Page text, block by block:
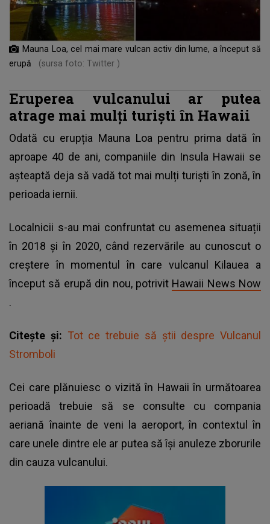
Mauna Loa, cel mai mare vulcan activ din lume, a început să
erupă
(sursa foto: Twitter )
Eruperea vulcanului ar putea
atrage mai mulți turiști în Hawaii
Odată cu erupția Mauna Loa pentru prima dată în
aproape 40 de ani, companiile din Insula Hawaii se
așteaptă deja să vadă tot mai mulți turiști în zonă, în
perioada iernii.
Localnicii s-au mai confruntat cu asemenea situații
în 2018 și în 2020, când rezervările au cunoscut o
creștere în momentul în care vulcanul Kilauea a
început să erupă din nou, potrivit Hawaii News Now
.
Citește și: Tot ce trebuie să știi despre Vulcanul
Stromboli
Cei care plănuiesc o vizită în Hawaii în următoarea
perioadă trebuie să se consulte cu compania
aeriană înainte de veni la aeroport, în contextul în
care unele dintre ele ar putea să își anuleze zborurile
din cauza vulcanului.